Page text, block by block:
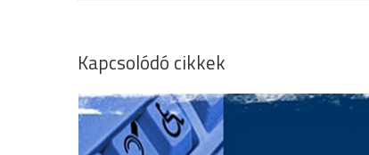
Kapcsolódó cikkek